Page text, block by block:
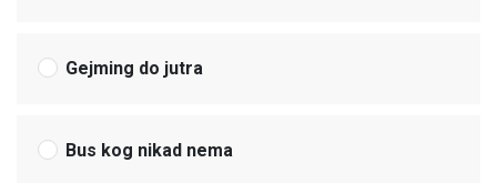
Gejming do jutra
Bus kog nikad nema